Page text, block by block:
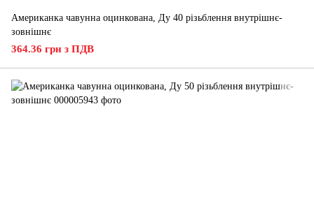
Американка чавунна оцинкована, Ду 40 різьблення внутрішнє-
зовнішнє
364.36 грн з ПДВ